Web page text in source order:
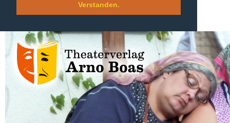
Verstanden.